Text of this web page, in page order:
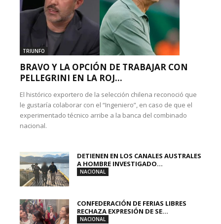
TRIUNFO
BRAVO Y LA OPCIÓN DE TRABAJAR CON
PELLEGRINI EN LA ROJ...
El histórico exportero de la selección chilena reconoció que
le gustaría colaborar con el “Ingeniero”, en caso de que el
experimentado técnico arribe a la banca del combinado
nacional.
DETIENEN EN LOS CANALES AUSTRALES
A HOMBRE INVESTIGADO...
NACIONAL
CONFEDERACIÓN DE FERIAS LIBRES
RECHAZA EXPRESIÓN DE SE...
NACIONAL